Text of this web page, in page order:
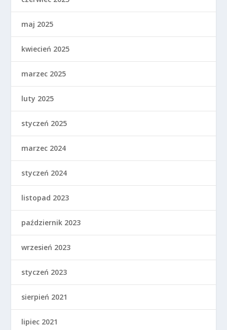
maj 2025
kwiecień 2025
marzec 2025
luty 2025
styczeń 2025
marzec 2024
styczeń 2024
listopad 2023
październik 2023
wrzesień 2023
styczeń 2023
sierpień 2021
lipiec 2021